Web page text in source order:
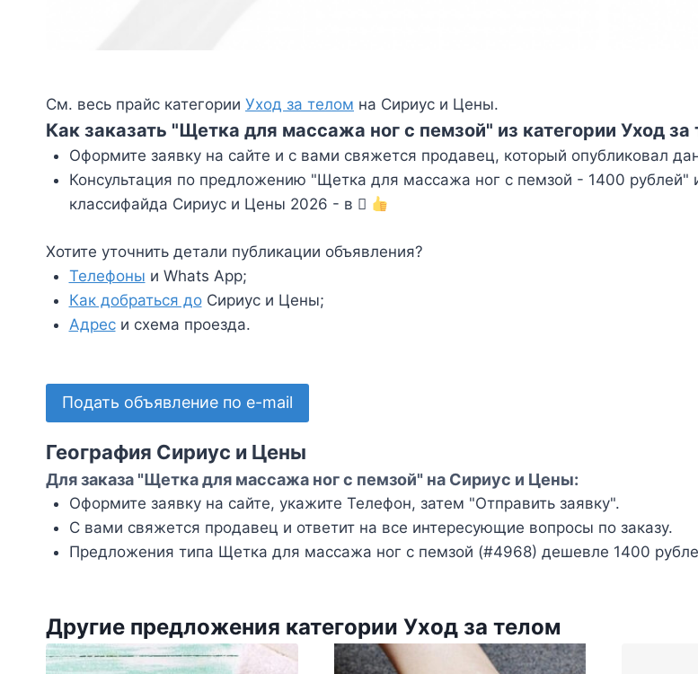
См. весь прайс категории Уход за телом на Сириус и Цены.
Как заказать "Щетка для массажа ног с пемзой" из категории Уход за
Оформите заявку на сайте и с вами свяжется продавец, который опубликовал
Консультация по предложению "Щетка для массажа ног с пемзой - 1400 рублей"
классифайда Сириус и Цены 2026 - в
Хотите уточнить детали публикации объявления?
Телефоны и Whats App;
Как добраться доСириус и Цены;
Адреси схема проезда.
Подать объявление по e-mail
География Сириус и Цены
Для заказа "Щетка для массажа ног с пемзой" на Сириус и Цены:
Оформите заявку на сайте, укажите Телефон, затем "Отправить заявку".
С вами свяжется продавец и ответит на все интересующие вопросы по заказу.
Предложения типа Щетка для массажа ног с пемзой (#4968) дешевле 1400
Другие предложения категории Уход за телом